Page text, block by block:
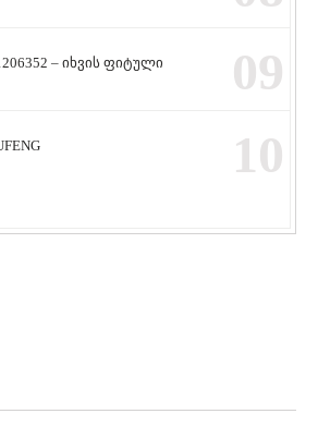
– იხვის ფიტული
09
10